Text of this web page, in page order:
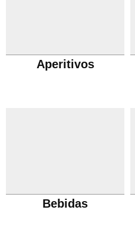
Aperitivos
Bebidas